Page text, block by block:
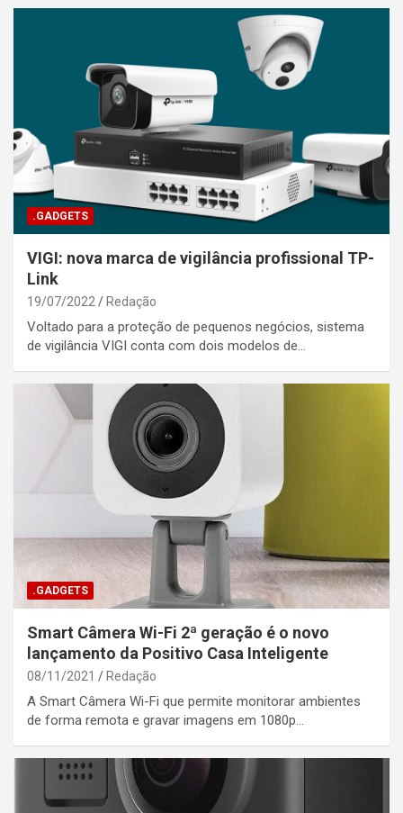
.GADGETS
VIGI: nova marca de vigilância profissional TP-
Link
19/07/2022 Redação
Voltado para a proteção de pequenos negócios, sistema
de vigilância VIGI conta com dois modelos de…
.GADGETS
Smart Câmera Wi-Fi 2ª geração é o novo
lançamento da Positivo Casa Inteligente
08/11/2021 Redação
A Smart Câmera Wi-Fi que permite monitorar ambientes
de forma remota e gravar imagens em 1080p…